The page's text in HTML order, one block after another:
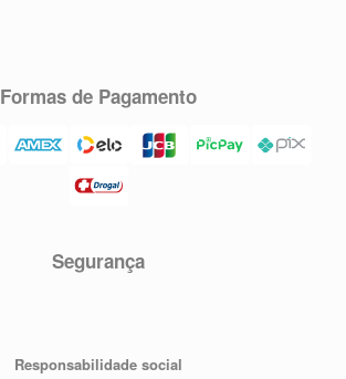
Formas de Pagamento
Segurança
Responsabilidade social